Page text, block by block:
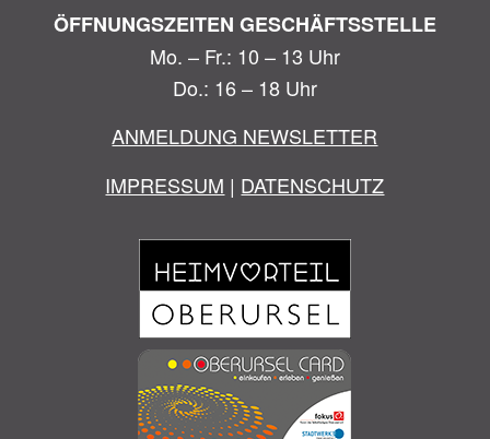
ÖFFNUNGSZEITEN GESCHÄFTSSTELLE
Mo. – Fr.: 10 – 13 Uhr
Do.: 16 – 18 Uhr
ANMELDUNG NEWSLETTER
IMPRESSUM | DATENSCHUTZ